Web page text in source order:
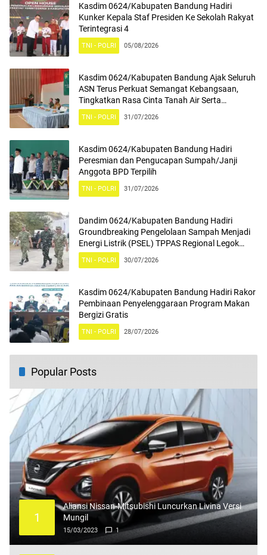
Kasdim 0624/Kabupaten Bandung Hadiri
Kunker Kepala Staf Presiden Ke Sekolah Rakyat
Terintegrasi 4
TNI - POLRI 05/08/2026
Kasdim 0624/Kabupaten Bandung Ajak Seluruh
ASN Terus Perkuat Semangat Kebangsaan,
Tingkatkan Rasa Cinta Tanah Air Serta
Mengamalkan Nilai Nilai Pancasila
TNI - POLRI 31/07/2026
Kasdim 0624/Kabupaten Bandung Hadiri
Peresmian dan Pengucapan Sumpah/Janji
Anggota BPD Terpilih
TNI - POLRI 31/07/2026
Dandim 0624/Kabupaten Bandung Hadiri
Groundbreaking Pengelolaan Sampah Menjadi
Energi Listrik (PSEL) TPPAS Regional Legok
Nangka
TNI - POLRI 30/07/2026
Kasdim 0624/Kabupaten Bandung Hadiri Rakor
Pembinaan Penyelenggaraan Program Makan
Bergizi Gratis
TNI - POLRI 28/07/2026
Popular Posts
1
Aliansi Nissan-Mitsubishi Luncurkan Livina Versi
Mungil
15/03/2023 1